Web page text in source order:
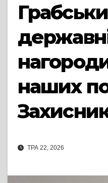
наших
ТРА 22, 2026